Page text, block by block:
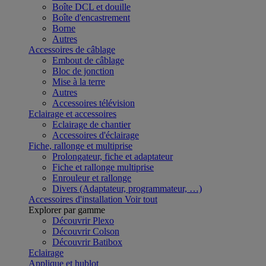
Boîte DCL et douille
Boîte d'encastrement
Borne
Autres
Accessoires de câblage
Embout de câblage
Bloc de jonction
Mise à la terre
Autres
Accessoires télévision
Eclairage et accessoires
Eclairage de chantier
Accessoires d'éclairage
Fiche, rallonge et multiprise
Prolongateur, fiche et adaptateur
Fiche et rallonge multiprise
Enrouleur et rallonge
Divers (Adaptateur, programmateur, …)
Accessoires d'installation Voir tout
Explorer par gamme
Découvrir Plexo
Découvrir Colson
Découvrir Batibox
Eclairage
Applique et hublot